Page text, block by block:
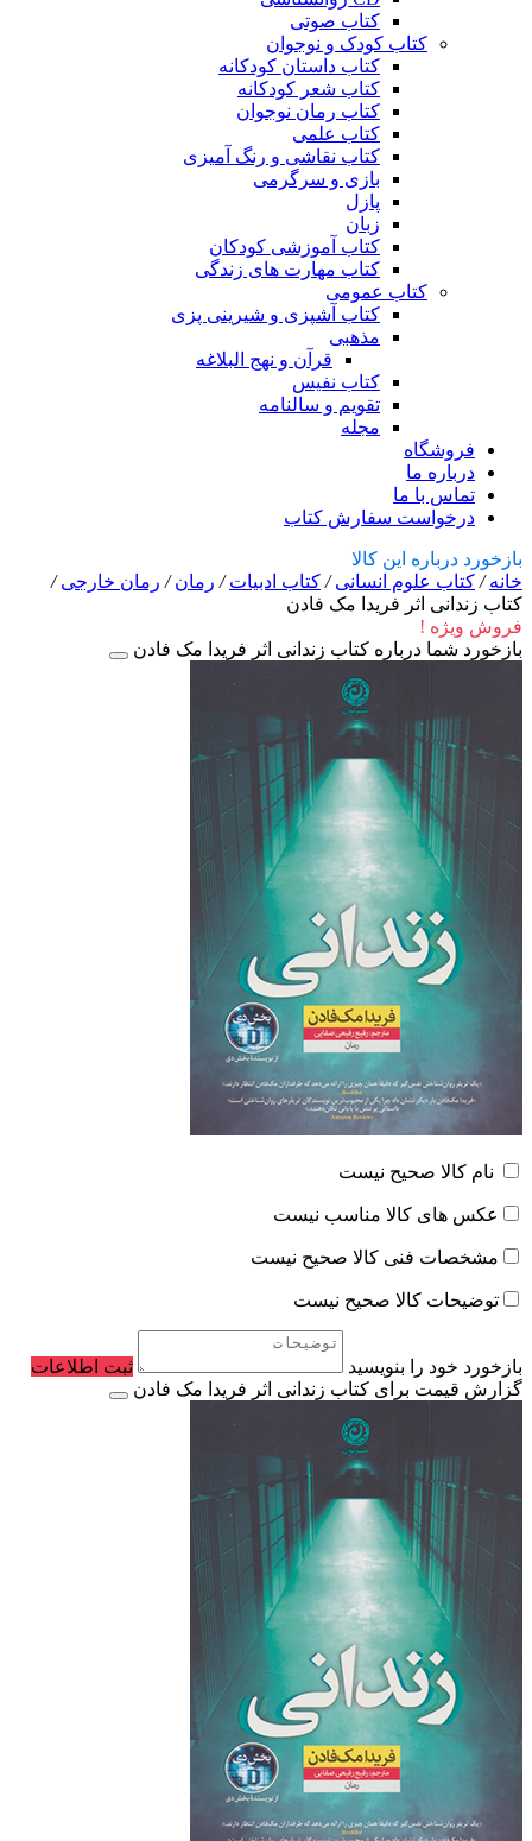
کتاب صوتی
کتاب کودک و نوجوان
کتاب داستان کودکانه
کتاب شعر کودکانه
کتاب رمان نوجوان
کتاب علمی
کتاب نقاشی و رنگ آمیزی
بازی و سرگرمی
پازل
زبان
کتاب آموزشی کودکان
کتاب مهارت های زندگی
کتاب عمومی
کتاب آشپزی و شیرینی پزی
مذهبی
قرآن و نهج البلاغه
کتاب نفیس
تقویم و سالنامه
مجله
فروشگاه
درباره ما
تماس با ما
درخواست سفارش کتاب
بازخورد درباره این کالا
خانه/ کتاب علوم انسانی/ کتاب ادبیات/ رمان/ رمان خارجی/
کتاب زندانی اثر فریدا مک فادن
فروش ویژه !
بازخورد شما درباره کتاب زندانی اثر فریدا مک فادن
نام کالا صحیح نیست
عکس های کالا مناسب نیست
مشخصات فنی کالا صحیح نیست
توضیحات کالا صحیح نیست
بازخورد خود را بنویسید
ثبت اطلاعات
گزارش قیمت برای کتاب زندانی اثر فریدا مک فادن